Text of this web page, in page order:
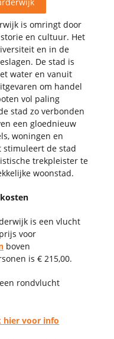
is omringt door
en cultuur. Het
en in de
De stad is
water en vanuit
om handel
vol paling
stad zo verbonden
een gloednieuw
woningen en
stimuleert de stad
trekpleister te
woonstad.
kosten
is een vlucht
voor
boven
is € 215,00.
rondvlucht
hier voor info